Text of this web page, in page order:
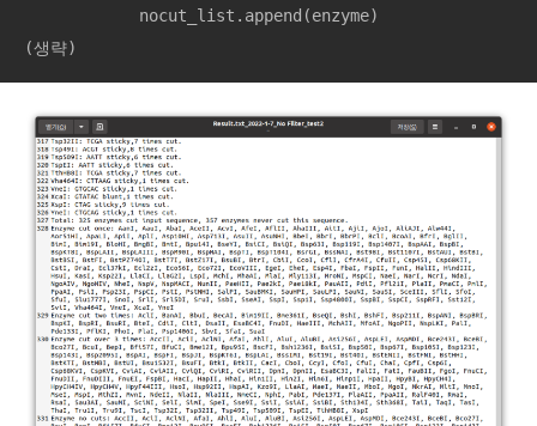
            nocut_list.append(enzyme)
(생략)